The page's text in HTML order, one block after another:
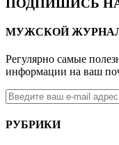
МУЖСКОЙ ЖУРНАЛ
Регулярно самые
информации на ваш
РУБРИКИ